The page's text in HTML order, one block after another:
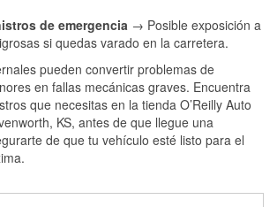
de emergencia → Posible exposición a
si quedas varado en la carretera.
pueden convertir problemas de
en fallas mecánicas graves. Encuentra
que necesitas en la tienda O’Reilly Auto
KS, antes de que llegue una
de que tu vehículo esté listo para el